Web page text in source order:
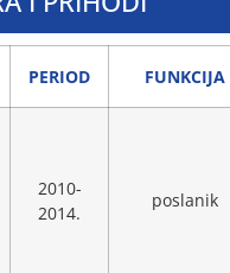
PERIOD FUNKCIJA
2010-
2014.
poslanik